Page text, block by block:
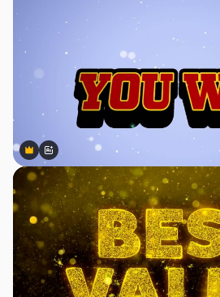
Premium
Premium
สร้างขึ้นโดย AI